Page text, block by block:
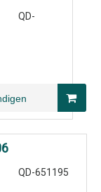
QD-
QD-651195